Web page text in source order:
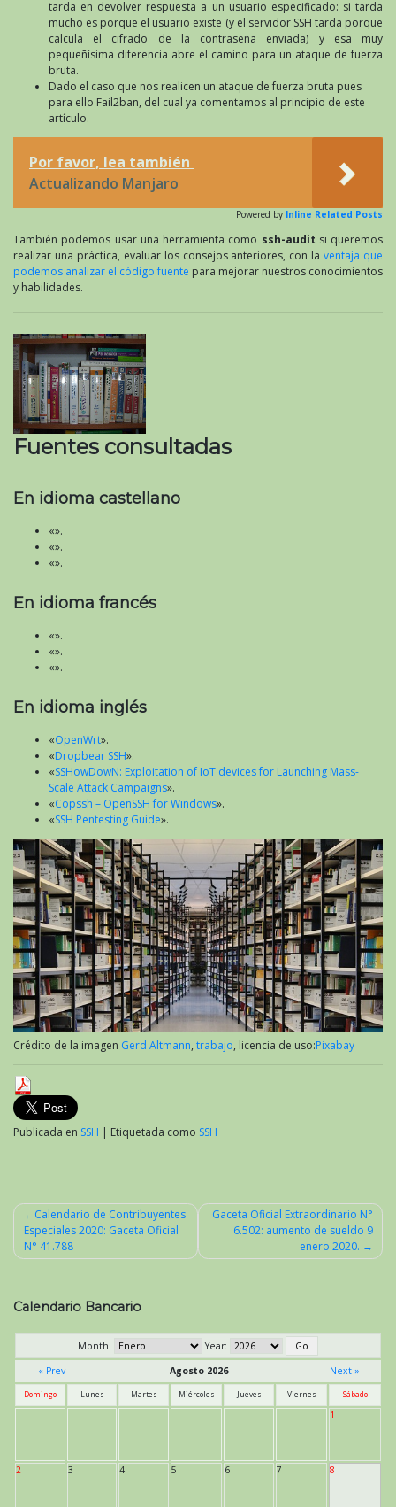
tarda en devolver respuesta a un usuario especificado: si tarda
mucho es porque el usuario existe (y el servidor SSH tarda porque
calcula el cifrado de la contraseña enviada) y esa muy
pequeñísima diferencia abre el camino para un ataque de fuerza
bruta.
Dado el caso que nos realicen un ataque de fuerza bruta pues
para ello Fail2ban, del cual ya comentamos al principio de este
artículo.
Por favor, lea también
Actualizando Manjaro
Powered by Inline Related Posts
También podemos usar una herramienta como ssh-audit si queremos
realizar una práctica, evaluar los consejos anteriores, con laventaja que
podemos analizar el código fuente para mejorar nuestros conocimientos
y habilidades.
Fuentes consultadas
En idioma castellano
«».
«».
«».
En idioma francés
«».
«».
«».
En idioma inglés
«OpenWrt».
«Dropbear SSH».
«SSHowDowN: Exploitation of IoT devices for Launching Mass-
Scale Attack Campaigns».
«Copssh – OpenSSH for Windows».
«SSH Pentesting Guide».
Crédito de la imagen Gerd Altmann, trabajo, licencia de uso:Pixabay
Publicada en SSH | Etiquetada como SSH
Navegación
de
Calendario de Contribuyentes
Especiales 2020: Gaceta Oficial
N° 41.788
Gaceta Oficial Extraordinario N°
6.502: aumento de sueldo 9
enero 2020.
Calendario Bancario
Month:
Year:
« Prev
Agosto 2026 Next »
Domingo Lunes Martes Miércoles Jueves Viernes Sábado
1
2 3 4 5 6 7 8